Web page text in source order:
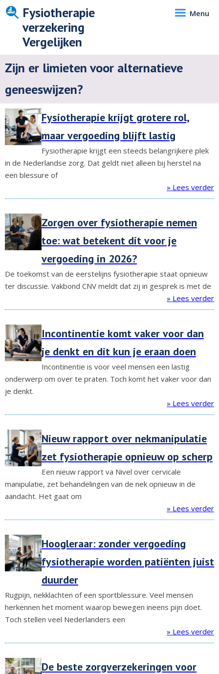
Fysiotherapie
verzekering
Vergelijken
Menu
Zijn er limieten voor alternatieve
geneeswijzen?
Fysiotherapie krijgt grotere rol,
maar vergoeding blijft lastig
Fysiotherapie krijgt een steeds belangrijkere plek
in de Nederlandse zorg. Dat geldt niet alleen bij herstel na
een blessure of
» Lees verder
Zorgen over fysiotherapie nemen
toe: wat betekent dit voor je
vergoeding in 2026?
De toekomst van de eerstelijns fysiotherapie staat opnieuw
ter discussie. Vakbond CNV meldt dat zij in gesprek is met de
» Lees verder
Incontinentie komt vaker voor dan
je denkt en dit kun je eraan doen
Incontinentie is voor veel mensen een lastig
onderwerp om over te praten. Toch komt het vaker voor dan
je denkt.
» Lees verder
Nieuw rapport over nekmanipulatie
zet fysiotherapie opnieuw op scherp
Een nieuw rapport va Nivel over cervicale
manipulatie, zet behandelingen van de nek opnieuw in de
aandacht. Het gaat om
» Lees verder
Hoogleraar: zonder vergoeding
fysiotherapie worden patiënten juist
duurder
Rugpijn, nekklachten of een sportblessure. Veel mensen
herkennen het moment waarop bewegen ineens pijn doet.
Toch stellen veel Nederlanders een
» Lees verder
De beste zorgverzekeringen voor